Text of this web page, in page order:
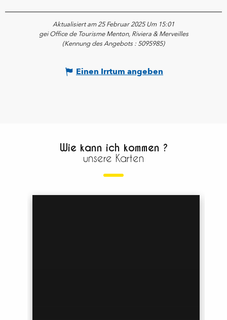
Aktualisiert am 25 Februar 2025 Um 15:01
gei Office de Tourisme Menton, Riviera & Merveilles
(Kennung des Angebots : 5095985)
Einen Irrtum angeben
Wie kann ich kommen ?
unsere Karten